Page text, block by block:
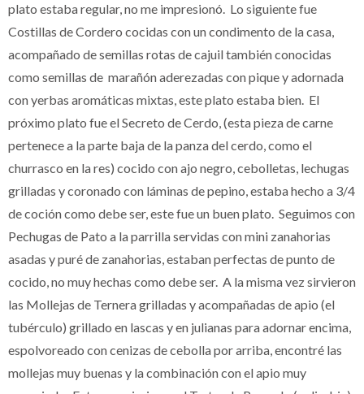
plato estaba regular, no me impresionó. Lo siguiente fue
Costillas de Cordero cocidas con un condimento de la casa,
acompañado de semillas rotas de cajuil también conocidas
como semillas de marañón aderezadas con pique y adornada
con yerbas aromáticas mixtas, este plato estaba bien. El
próximo plato fue el Secreto de Cerdo, (esta pieza de carne
pertenece a la parte baja de la panza del cerdo, como el
churrasco en la res) cocido con ajo negro, cebolletas, lechugas
grilladas y coronado con láminas de pepino, estaba hecho a 3/4
de coción como debe ser, este fue un buen plato. Seguimos con
Pechugas de Pato a la parrilla servidas con mini zanahorias
asadas y puré de zanahorias, estaban perfectas de punto de
cocido, no muy hechas como debe ser. A la misma vez sirvieron
las Mollejas de Ternera grilladas y acompañadas de apio (el
tubérculo) grillado en lascas y en julianas para adornar encima,
espolvoreado con cenizas de cebolla por arriba, encontré las
mollejas muy buenas y la combinación con el apio muy